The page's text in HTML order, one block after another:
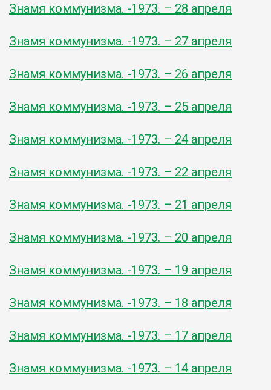
Знамя коммунизма. -1973. – 28 апреля
Знамя коммунизма. -1973. – 27 апреля
Знамя коммунизма. -1973. – 26 апреля
Знамя коммунизма. -1973. – 25 апреля
Знамя коммунизма. -1973. – 24 апреля
Знамя коммунизма. -1973. – 22 апреля
Знамя коммунизма. -1973. – 21 апреля
Знамя коммунизма. -1973. – 20 апреля
Знамя коммунизма. -1973. – 19 апреля
Знамя коммунизма. -1973. – 18 апреля
Знамя коммунизма. -1973. – 17 апреля
Знамя коммунизма. -1973. – 14 апреля